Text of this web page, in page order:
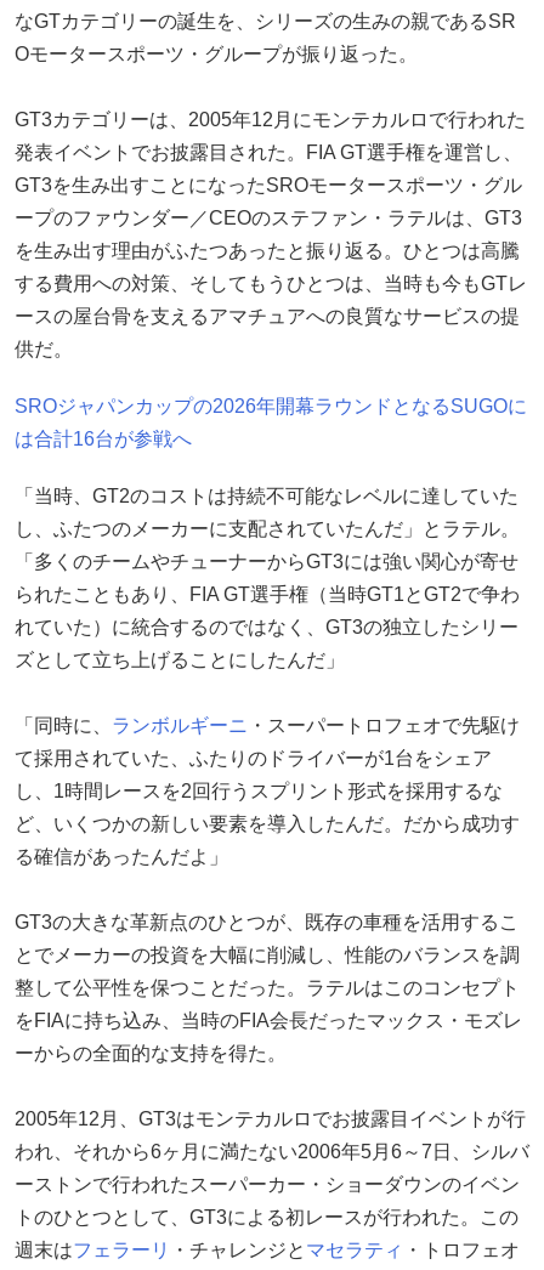
なGTカテゴリーの誕生を、シリーズの生みの親であるSR
Oモータースポーツ・グループが振り返った。
GT3カテゴリーは、2005年12月にモンテカルロで行われた
発表イベントでお披露目された。FIA GT選手権を運営し、
GT3を生み出すことになったSROモータースポーツ・グル
ープのファウンダー／CEOのステファン・ラテルは、GT3
を生み出す理由がふたつあったと振り返る。ひとつは高騰
する費用への対策、そしてもうひとつは、当時も今もGTレ
ースの屋台骨を支えるアマチュアへの良質なサービスの提
供だ。
SROジャパンカップの2026年開幕ラウンドとなるSUGOに
は合計16台が参戦へ
「当時、GT2のコストは持続不可能なレベルに達していた
し、ふたつのメーカーに支配されていたんだ」とラテル。
「多くのチームやチューナーからGT3には強い関心が寄せ
られたこともあり、FIA GT選手権（当時GT1とGT2で争わ
れていた）に統合するのではなく、GT3の独立したシリー
ズとして立ち上げることにしたんだ」
「同時に、 ランボルギーニ ・スーパートロフェオで先駆け
て採用されていた、ふたりのドライバーが1台をシェア
し、1時間レースを2回行うスプリント形式を採用するな
ど、いくつかの新しい要素を導入したんだ。だから成功す
る確信があったんだよ」
GT3の大きな革新点のひとつが、既存の車種を活用するこ
とでメーカーの投資を大幅に削減し、性能のバランスを調
整して公平性を保つことだった。ラテルはこのコンセプト
をFIAに持ち込み、当時のFIA会長だったマックス・モズレ
ーからの全面的な支持を得た。
2005年12月、GT3はモンテカルロでお披露目イベントが行
われ、それから6ヶ月に満たない2006年5月6～7日、シルバ
ーストンで行われたスーパーカー・ショーダウンのイベン
トのひとつとして、GT3による初レースが行われた。この
週末はフェラーリ ・チャレンジと マセラティ ・トロフェオ